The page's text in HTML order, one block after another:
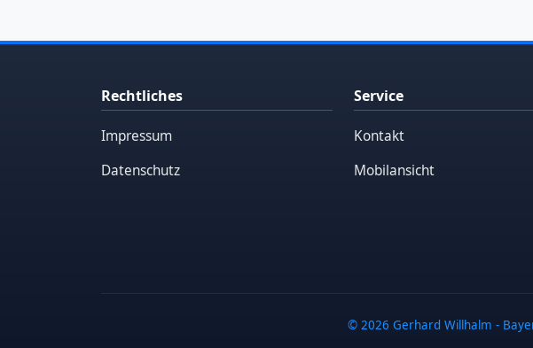
Rechtliches
Impressum
Datenschutz
Service
Kontakt
Mobilansicht
© 2026 Gerhard Willhalm -